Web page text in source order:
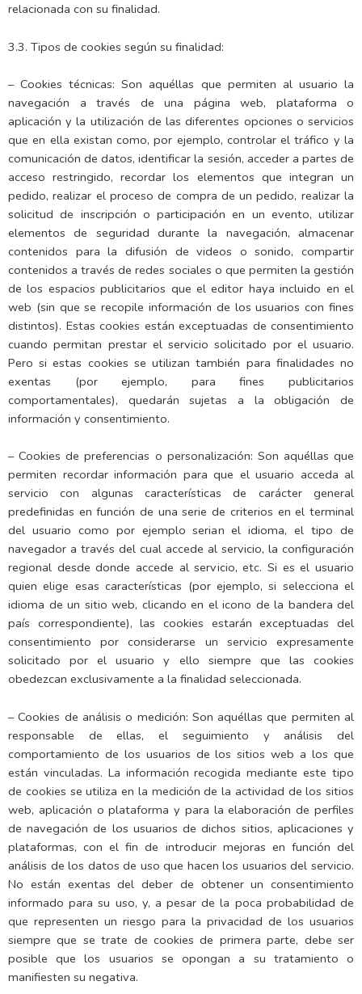
relacionada con su finalidad.
3.3. Tipos de cookies según su finalidad:
– Cookies técnicas: Son aquéllas que permiten al usuario la
navegación a través de una página web, plataforma o
aplicación y la utilización de las diferentes opciones o servicios
que en ella existan como, por ejemplo, controlar el tráfico y la
comunicación de datos, identificar la sesión, acceder a partes de
acceso restringido, recordar los elementos que integran un
pedido, realizar el proceso de compra de un pedido, realizar la
solicitud de inscripción o participación en un evento, utilizar
elementos de seguridad durante la navegación, almacenar
contenidos para la difusión de videos o sonido, compartir
contenidos a través de redes sociales o que permiten la gestión
de los espacios publicitarios que el editor haya incluido en el
web (sin que se recopile información de los usuarios con fines
distintos). Estas cookies están exceptuadas de consentimiento
cuando permitan prestar el servicio solicitado por el usuario.
Pero si estas cookies se utilizan también para finalidades no
exentas (por ejemplo, para fines publicitarios
comportamentales), quedarán sujetas a la obligación de
información y consentimiento.
– Cookies de preferencias o personalización: Son aquéllas que
permiten recordar información para que el usuario acceda al
servicio con algunas características de carácter general
predefinidas en función de una serie de criterios en el terminal
del usuario como por ejemplo serian el idioma, el tipo de
navegador a través del cual accede al servicio, la configuración
regional desde donde accede al servicio, etc. Si es el usuario
quien elige esas características (por ejemplo, si selecciona el
idioma de un sitio web, clicando en el icono de la bandera del
país correspondiente), las cookies estarán exceptuadas del
consentimiento por considerarse un servicio expresamente
solicitado por el usuario y ello siempre que las cookies
obedezcan exclusivamente a la finalidad seleccionada.
– Cookies de análisis o medición: Son aquéllas que permiten al
responsable de ellas, el seguimiento y análisis del
comportamiento de los usuarios de los sitios web a los que
están vinculadas. La información recogida mediante este tipo
de cookies se utiliza en la medición de la actividad de los sitios
web, aplicación o plataforma y para la elaboración de perfiles
de navegación de los usuarios de dichos sitios, aplicaciones y
plataformas, con el fin de introducir mejoras en función del
análisis de los datos de uso que hacen los usuarios del servicio.
No están exentas del deber de obtener un consentimiento
informado para su uso, y, a pesar de la poca probabilidad de
que representen un riesgo para la privacidad de los usuarios
siempre que se trate de cookies de primera parte, debe ser
posible que los usuarios se opongan a su tratamiento o
manifiesten su negativa.